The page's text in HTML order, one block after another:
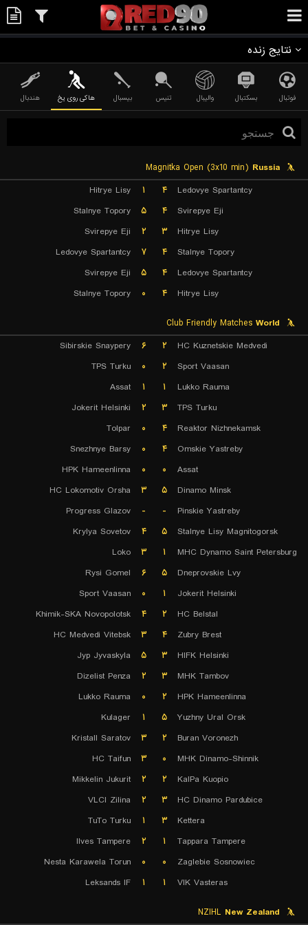
نتایج زنده
فوتبال بسکتبال والیبال تنیس بیسبال هاکی روی یخ هندبال
Russia
Ledovye Spartantcy
۴ ۱
Hitrye Lisy
Svirepye Eji
۴ ۵
Stalnye Topory
Hitrye Lisy
۳ ۲
Svirepye Eji
Stalnye Topory
۴ ۷
Ledovye Spartantcy
Ledovye Spartantcy
۴ ۵
Svirepye Eji
Hitrye Lisy
۴ ۰ Stalnye Topory
World
HC Kuznetskie Medvedi
۲ ۶
Sibirskie Snaypery
Sport Vaasan
۲ ۰
TPS Turku
Lukko Rauma
۱ ۱
Assat
TPS Turku
۳ ۲
Jokerit Helsinki
Reaktor Nizhnekamsk
۴ ۰
Tolpar
Omskie Yastreby
۴ ۰
Snezhnye Barsy
Assat
۰ ۰
HPK Hameenlinna
Dinamo Minsk
۵ ۳
HC Lokomotiv Orsha
Pinskie Yastreby
-
-
Progress Glazov
Stalnye Lisy Magnitogorsk
۵ ۴
Krylya Sovetov
MHC Dynamo Saint Petersburg
۱ ۳
Loko
Dneprovskie Lvy
۵ ۶
Rysi Gomel
Jokerit Helsinki
۱ ۰
Sport Vaasan
HC Belstal
۲ ۴
Khimik-SKA Novopolotsk
Zubry Brest
۴ ۳
HC Medvedi Vitebsk
HIFK Helsinki
۳ ۵
Jyp Jyvaskyla
MHK Tambov
۳ ۲
Dizelist Penza
HPK Hameenlinna
۲ ۰
Lukko Rauma
Yuzhny Ural Orsk
۵ ۱
Kulager
Buran Voronezh
۲ ۳
Kristall Saratov
MHK Dinamo-Shinnik
۰ ۳
HC Taifun
KalPa Kuopio
۲ ۲
Mikkelin Jukurit
HC Dinamo Pardubice
۳ ۲
VLCI Zilina
Kettera
۳ ۱
TuTo Turku
Tappara Tampere
۱ ۲
Ilves Tampere
Zaglebie Sosnowiec
۰ ۰
Nesta Karawela Torun
VIK Vasteras
۱ ۱ Leksands IF
New Zealand